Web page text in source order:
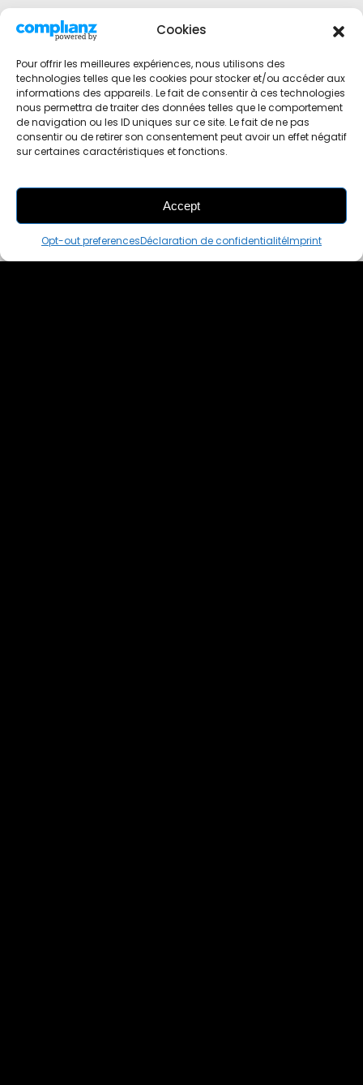
Cookies
Pour offrir les meilleures expériences, nous utilisons des
technologies telles que les cookies pour stocker et/ou accéder aux
informations des appareils. Le fait de consentir à ces technologies
nous permettra de traiter des données telles que le comportement
de navigation ou les ID uniques sur ce site. Le fait de ne pas
consentir ou de retirer son consentement peut avoir un effet négatif
sur certaines caractéristiques et fonctions.
Accept
Opt-out preferencesDéclaration de confidentialitéImprint
THIS PAIR IS
ALREADY SOLD OUT